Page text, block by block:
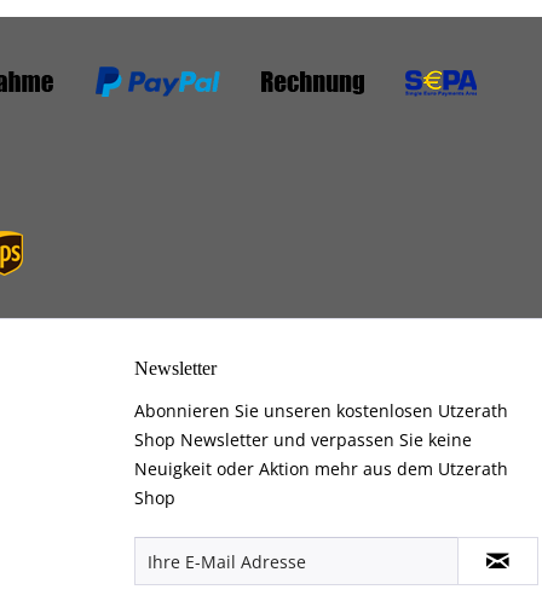
Newsletter
Abonnieren Sie unseren kostenlosen Utzerath
Shop Newsletter und verpassen Sie keine
Neuigkeit oder Aktion mehr aus dem Utzerath
Shop